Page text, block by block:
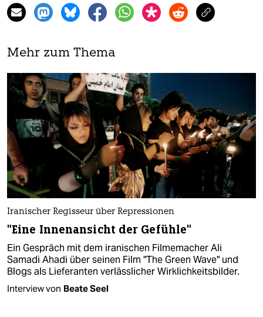
Mehr zum Thema
Iranischer Regisseur über Repressionen
"Eine Innenansicht der Gefühle"
Ein Gespräch mit dem iranischen Filmemacher Ali
Samadi Ahadi über seinen Film "The Green Wave" und
Blogs als Lieferanten verlässlicher Wirklichkeitsbilder.
Interview von Beate Seel